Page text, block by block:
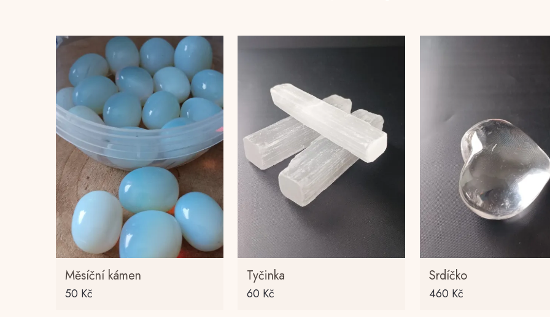
Měsíční kámen
50 Kč
Tyčinka
60 Kč
Srdíčko
460 Kč